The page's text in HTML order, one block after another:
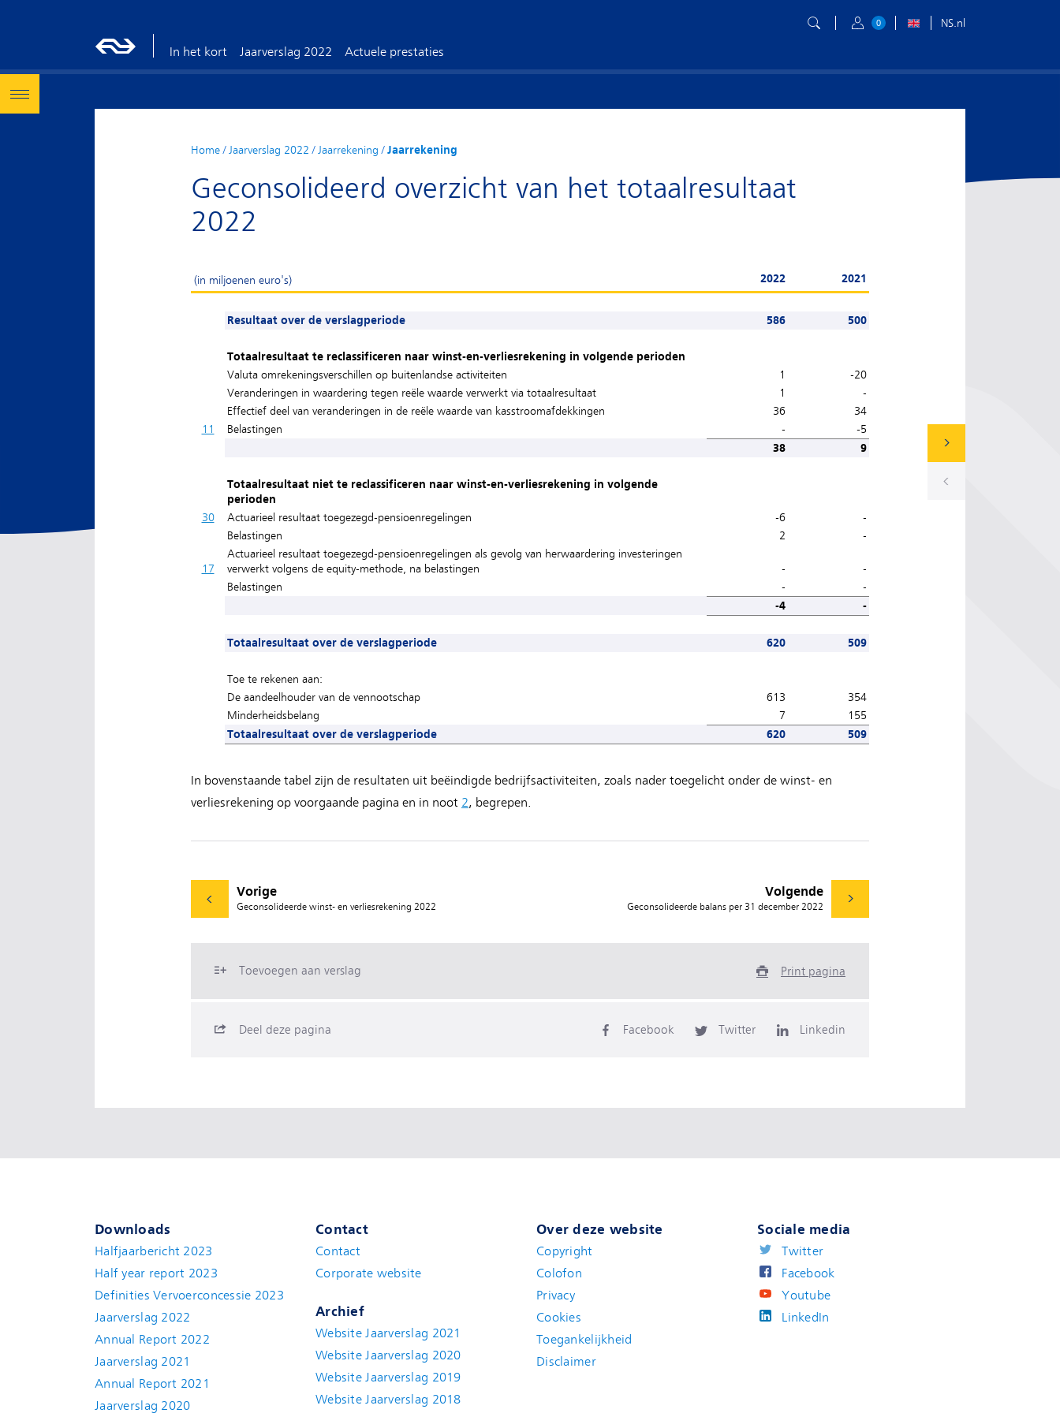
0 NS.nl
In het kort Jaarverslag 2022 Actuele prestaties
Home/ Jaarverslag 2022 / Jaarrekening /Jaarrekening
Geconsolideerd overzicht van het totaalresultaat
2022
(in miljoenen euro's) 2022 2021
Resultaat over de verslagperiode 586 500
Totaalresultaat te reclassificeren naar winst-en-verliesrekening in volgende perioden
Valuta omrekeningsverschillen op buitenlandse activiteiten
1
-20
Veranderingen in waardering tegen reële waarde verwerkt via totaalresultaat
1
-
Effectief deel van veranderingen in de reële waarde van kasstroomafdekkingen
36
34
11
Belastingen -
-5
38
9
Totaalresultaat niet te reclassificeren naar winst-en-verliesrekening in volgende
perioden
30
Actuarieel resultaat toegezegd-pensioenregelingen -6
-
Belastingen
2 -
17
Actuarieel resultaat toegezegd-pensioenregelingen als gevolg van herwaardering investeringen
verwerkt volgens de equity-methode, na belastingen
-
-
Belastingen
-
-
-4
-
Totaalresultaat over de verslagperiode 620 509
Toe te rekenen aan:
De aandeelhouder van de vennootschap
613
354
Minderheidsbelang
7
155
Totaalresultaat over de verslagperiode
620 509
In bovenstaande tabel zijn de resultaten uit beëindigde bedrijfsactiviteiten, zoals nader toegelicht onder de winst- en
verliesrekening op voorgaande pagina en in noot 2, begrepen.
Vorige
Geconsolideerde winst- en verliesrekening 2022
Volgende
Geconsolideerde balans per 31 december 2022
Toevoegen aan verslag Print pagina
Deel deze pagina Facebook Twitter Linkedin
Downloads
Halfjaarbericht 2023
Half year report 2023
Definities Vervoerconcessie 2023
Jaarverslag 2022
Annual Report 2022
Jaarverslag 2021
Annual Report 2021
Jaarverslag 2020
Contact
Contact
Corporate website
Archief
Website Jaarverslag 2021
Website Jaarverslag 2020
Website Jaarverslag 2019
Website Jaarverslag 2018
Over deze website
Copyright
Colofon
Privacy
Cookies
Toegankelijkheid
Disclaimer
Sociale media
Twitter
Facebook
Youtube
LinkedIn